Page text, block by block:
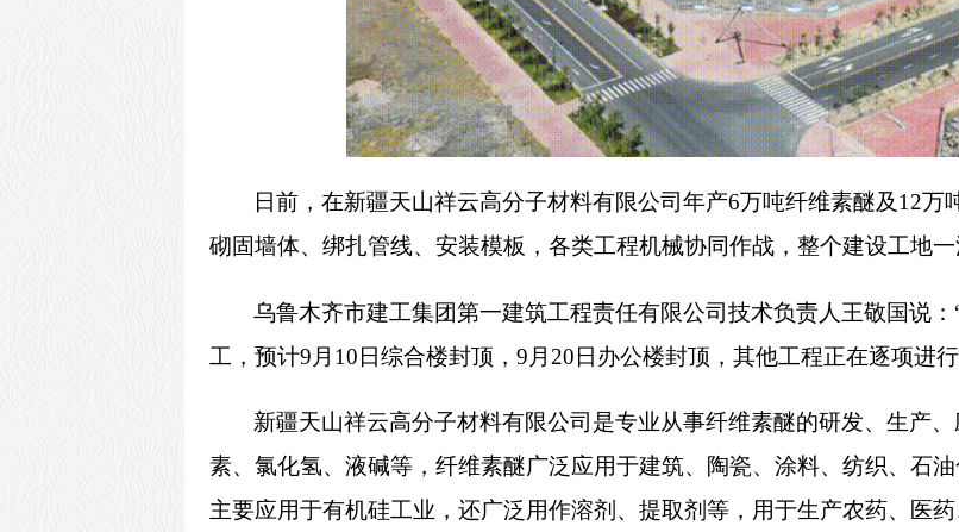
日前，在新疆天山祥云高分子材料有限公司年产6万吨纤维素醚及12
砌固墙体、绑扎管线、安装模板，各类工程机械协同作战，整个建设工地一
乌鲁木齐市建工集团第一建筑工程责任有限公司技术负责人王敬国说
工，预计9月10日综合楼封顶，9月20日办公楼封顶，其他工程正在逐项进
新疆天山祥云高分子材料有限公司是专业从事纤维素醚的研发、生产
素、氯化氢、液碱等， 纤维素醚广泛应用于建筑、陶瓷、涂料、纺织、石
主要应用于有机硅工业，还广泛用作溶剂、提取剂等，用于生产农药、医